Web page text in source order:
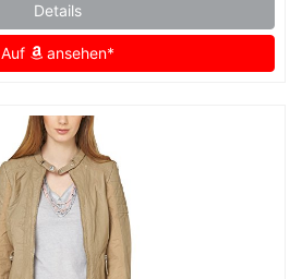
Details
Auf ansehen*